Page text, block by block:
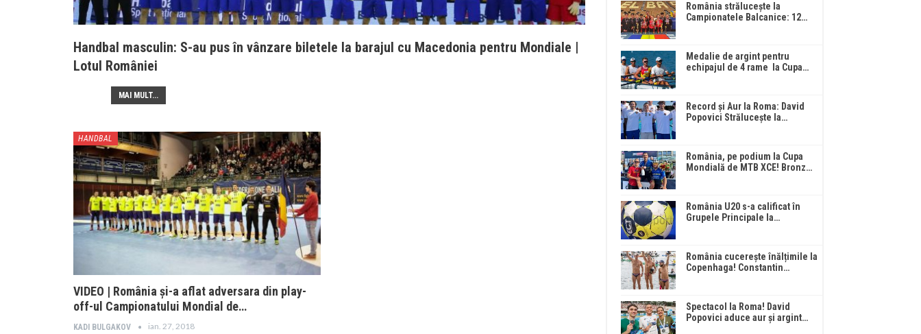
Handbal masculin: S-au pus în vânzare biletele la barajul cu Macedonia pentru Mondiale |
Lotul României
MAI MULT...
HANDBAL
VIDEO | România şi-a aflat adversara din play-
off-ul Campionatului Mondial de…
KADI BULGAKOV ian. 27, 2018
România strălucește la
Campionatele Balcanice: 12…
Medalie de argint pentru
echipajul de 4 rame la Cupa…
Record și Aur la Roma: David
Popovici Strălucește la…
România, pe podium la Cupa
Mondială de MTB XCE! Bronz…
România U20 s-a calificat în
Grupele Principale la…
România cucerește înălțimile la
Copenhaga! Constantin…
Spectacol la Roma! David
Popovici aduce aur și argint…